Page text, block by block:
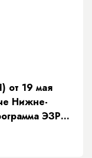
от 19 мая
Нижне-
ЭЗР